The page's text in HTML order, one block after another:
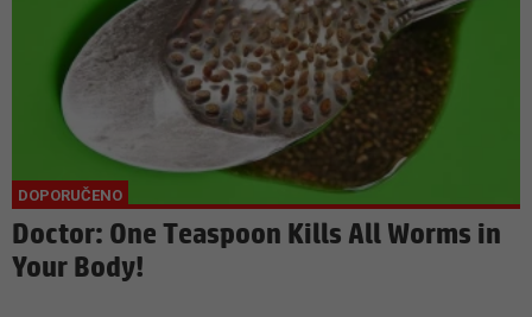
Doctor: One Teaspoon Kills All Worms in
Your Body!